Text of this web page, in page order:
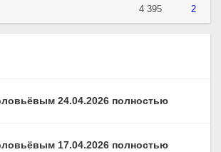
4 395 2
24.04.2026 полностью
17.04.2026 полностью